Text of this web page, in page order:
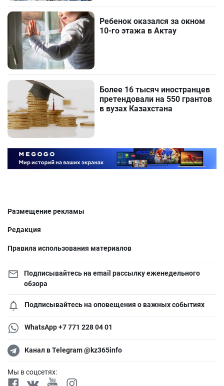
Ребенок оказался за окном
10-го этажа в Актау
Более 16 тысяч иностранцев
претендовали на 550 грантов
в вузах Казахстана
Размещение рекламы
Редакция
Правила использования материалов
Подписывайтесь на email рассылку еженедельного
обзора
Подписывайтесь на оповещения о важных событиях
WhatsApp +7 771 228 04 01
Канал в Telegram @kz365info
Мы в соцсетях: